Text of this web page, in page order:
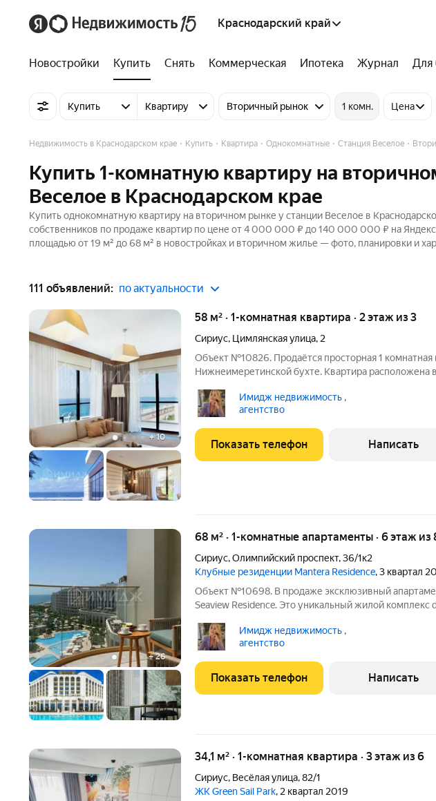
Краснодарский край
Новостройки Купить Снять Коммерческая Ипотека Журнал Для
Купить Квартиру Вторичный рынок 1 комн. Цена
Недвижимость в Краснодарском крае Купить Квартира Однокомнатные Станция Веселое
Купить 1-комнатную квартиру на
Веселое в Краснодарском крае
Купить однокомнатную квартиру на вторичном рынке у станции Веселое в
собственников по продаже квартир по цене от 4 000 000 ₽ до 140 000 000 ₽ на
площадью от 19 м² до 68 м² в новостройках и вторичном жилье — фото, планировки и
111 объявлений: по актуальности
+10
58 м² · 1-комнатная квартира · 2 этаж из 3
Сириус, Цимлянская улица, 2
Объект №10826. Продаётся просторная 1 комнатная
Нижнеимеретинской бухте. Квартира расположена
под шум волн. Объект находится на закрытой,
приватной
Имидж недвижимость ,
агентство
Показать телефон Написать
+26
68 м² · 1-комнатные апартаменты · 6 этаж из
Сириус,Олимпийский проспект,36/1к2
Клубные резиденции Mantera Residence, 3 квартал
Объект №10698. В продаже эксклюзивный
Seaview Residence. Это уникальный жилой комплекс
сочетает природную гармонию, высокий уровень
эксклюзивную
Имидж недвижимость ,
агентство
Показать телефон Написать
34,1 м² · 1-комнатная квартира · 3 этаж из 6
Сириус, Весёлая улица,82/1
ЖК Green Sail Park, 2 квартал 2019